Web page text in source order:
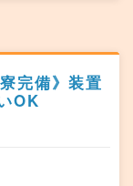
完備》装置
OK